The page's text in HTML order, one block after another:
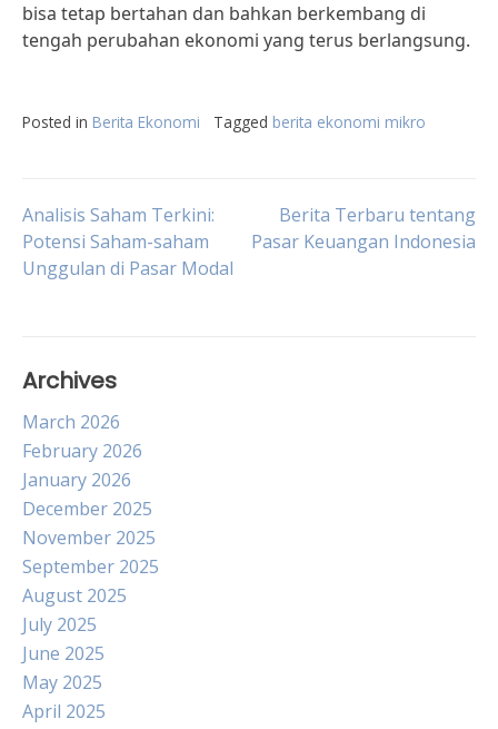
bisa tetap bertahan dan bahkan berkembang di
tengah perubahan ekonomi yang terus berlangsung.
Posted in Berita Ekonomi Tagged berita ekonomi mikro
Post
navigation
Analisis Saham Terkini:
Potensi Saham-saham
Unggulan di Pasar Modal
Berita Terbaru tentang
Pasar Keuangan Indonesia
Archives
March 2026
February 2026
January 2026
December 2025
November 2025
September 2025
August 2025
July 2025
June 2025
May 2025
April 2025